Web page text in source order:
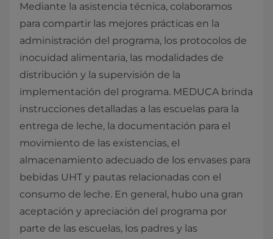
Mediante la asistencia técnica, colaboramos
para compartir las mejores prácticas en la
administración del programa, los protocolos de
inocuidad alimentaria, las modalidades de
distribución y la supervisión de la
implementación del programa. MEDUCA brinda
instrucciones detalladas a las escuelas para la
entrega de leche, la documentación para el
movimiento de las existencias, el
almacenamiento adecuado de los envases para
bebidas UHT y pautas relacionadas con el
consumo de leche. En general, hubo una gran
aceptación y apreciación del programa por
parte de las escuelas, los padres y las